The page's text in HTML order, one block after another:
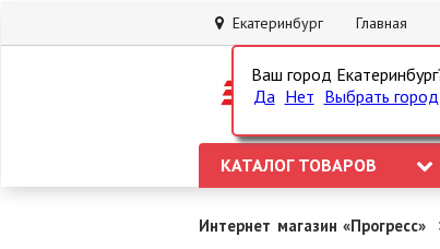
Екатеринбург Главная
Ваш город
Да Нет Выбрать город
КАТАЛОГ ТОВАРОВ
Интернет магазин «Прогресс»